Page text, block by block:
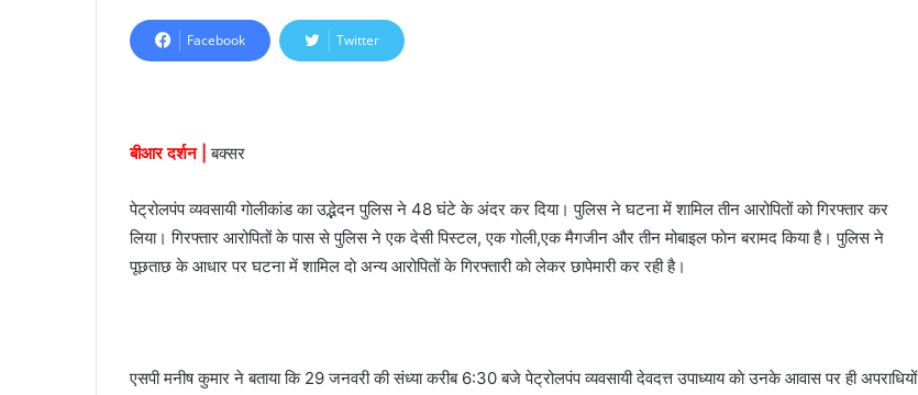
n
d
i
l
Facebook Twitter
बीआर दर्शन | बक्सर
पेट्रोलपंप व्यवसायी गाेलीकांड का उद्भेदन पुलिस ने 48 घंटे के अंदर कर दिया। पुलिस ने घटना में शामिल तीन आरोपितों काे गिरफ्तार कर
लिया। गिरफ्तार आरोपितों के पास से पुलिस ने एक देसी पिस्टल, एक गाेली,एक मैगजीन और तीन मोबाइल फाेन बरामद किया है। पुलिस ने
पूछताछ के आधार पर घटना में शामिल दाे अन्य आरोपितों के गिरफ्तारी काे लेकर छापेमारी कर रही है।
एसपी मनीष कुमार ने बताया कि 29 जनवरी की संध्या करीब 6:30 बजे पेट्रोलपंप व्यवसायी देवदत्त उपाध्याय काे उनके आवास पर ही अपराधियों